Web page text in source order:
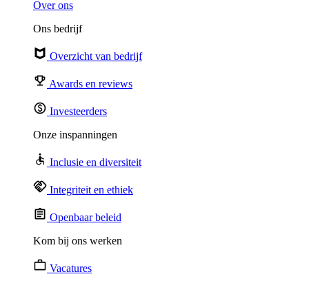
Over ons
Ons bedrijf
Overzicht van bedrijf
Awards en reviews
Investeerders
Onze inspanningen
Inclusie en diversiteit
Integriteit en ethiek
Openbaar beleid
Kom bij ons werken
Vacatures